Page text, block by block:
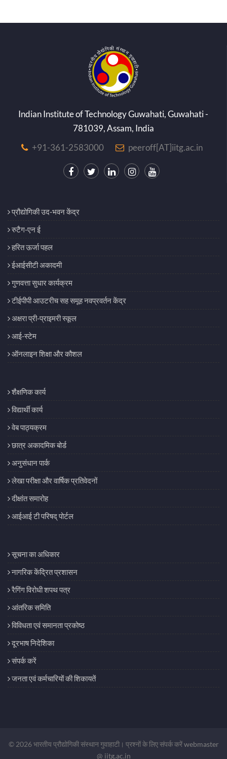
Indian Institute of Technology Guwahati, Guwahati -
781039, Assam, India
+91-361-2583000
peeroff[AT]iitg.ac.in
प्रौद्योगिकी उद-भवन केंद्र
रुटैग-एन ई
हरित ऊर्जा पहल
ईआईसीटी अकादमी
गुणवत्ता सुधार कार्यक्रम
टीईपीपी आउटरीच सह समूह नवप्रवर्तन केंद्र
अक्षरा प्री-प्राइमरी स्कूल
आई-स्टेम
ऑनलाइन शिक्षा और कौशल
शैक्षणिक कार्य
विद्यार्थी कार्य
वेब पाठ्यक्रम
छात्र अकादमिक बोर्ड
अनुसंधान पार्क
लेखा परीक्षा और वार्षिक प्रतिवेदनों
दीक्षांत समारोह
आईआई टी परिषद् पोर्टल
सूचना का अधिकार
नागरिक केंद्रित प्रशासन
रैगिंग विरोधी शपथ पत्र
आंतरिक समिति
विविधता एवं समानता प्रकोष्ठ
दूरभाष निदेशिका
संपर्क करें
जनता एवं कर्मचारियों की शिकायतें
© 2026 भारतीय प्रौद्योगिकी संस्थान गुवाहाटी। प्रश्नों के लिए संपर्क करेंwebmaster
@ iitg.ac.in